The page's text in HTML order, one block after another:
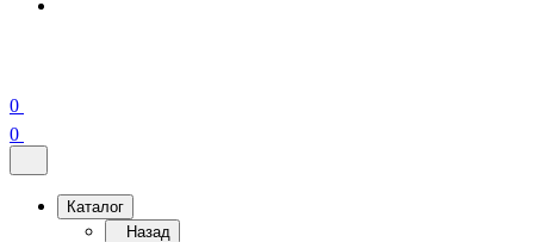
0
0
Каталог
Назад